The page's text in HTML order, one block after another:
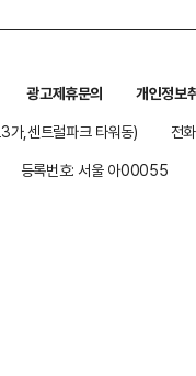
광고제휴문의
개인정보
가,센트럴파크 타워동)
전
등록번호: 서울 아00055